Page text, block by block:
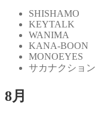
SHISHAMO
KEYTALK
WANIMA
KANA-BOON
MONOEYES
サカナクション
8月